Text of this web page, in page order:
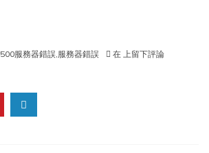
500服務器錯誤,服務器錯誤 在 在
上留下評論